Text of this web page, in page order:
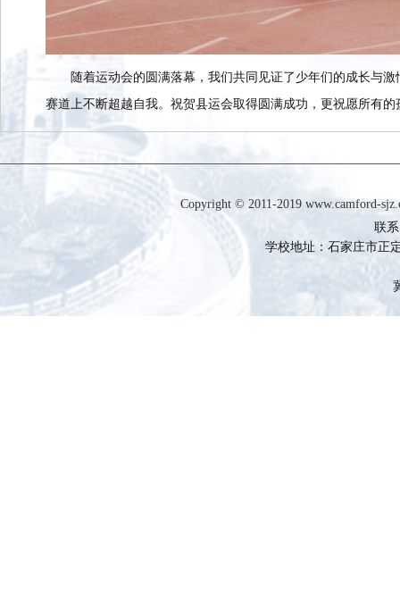
随着运动会的圆满落幕，我们共同见证了少年们的成长与
赛道上不断超越自我。祝贺县运会取得圆满成功，更祝愿所有
Copyright © 2011-2019 www.camford-
联
学校地址：石家庄市正